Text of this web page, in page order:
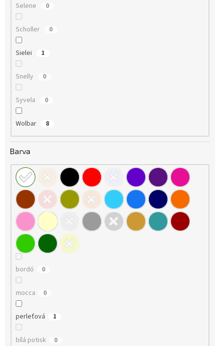
Selene 0
Scholler 0
Sielei 1
Snelly 0
Syvela 0
Wolbar 8
Barva
bordó 0
mocca 0
perleťová 1
bílá potisk 0